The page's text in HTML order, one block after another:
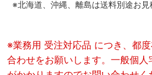
※北海道、沖縄、離島は送料別途お見
※業務用 受注対応品 につき、都
合わせをお願いします。一般個